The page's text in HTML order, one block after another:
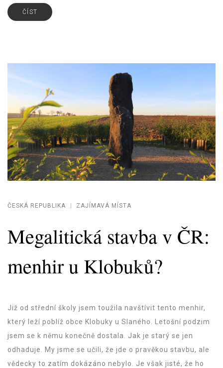
ČÍST
ČESKÁ REPUBLIKA ZAJÍMAVÁ MÍSTA
Megalitická stavba v ČR:
menhir u Klobuků?
Již od střední školy jsem toužila navštívit tento menhir,
který leží poblíž obce Klobuky u Slaného. Letošní podzim
jsem se k němu konečně dostala. Jak je starý se jen
odhaduje. My jsme se učili, že jde o pravěkou stavbu, ale
vědecky to zatím dokázáno nebylo. Je však jisté, že ho